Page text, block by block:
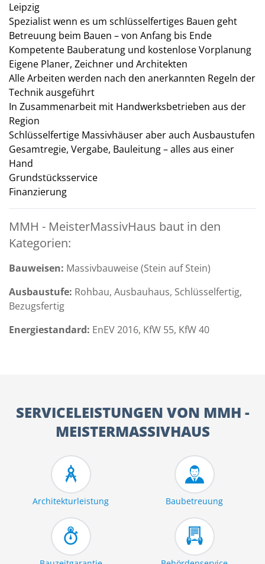
Leipzig
Spezialist wenn es um schlüsselfertiges Bauen geht
Betreuung beim Bauen – von Anfang bis Ende
Kompetente Bauberatung und kostenlose Vorplanung
Eigene Planer, Zeichner und Architekten
Alle Arbeiten werden nach den anerkannten Regeln der
Technik ausgeführt
In Zusammenarbeit mit Handwerksbetrieben aus der
Region
Schlüsselfertige Massivhäuser aber auch Ausbaustufen
Gesamtregie, Vergabe, Bauleitung – alles aus einer
Hand
Grundstücksservice
Finanzierung
MMH - MeisterMassivHaus baut in den
Kategorien:
Bauweisen: Massivbauweise (Stein auf Stein)
Ausbaustufe: Rohbau, Ausbauhaus, Schlüsselfertig,
Bezugsfertig
Energiestandard: EnEV 2016, KfW 55, KfW 40
SERVICELEISTUNGEN VON MMH -
MEISTERMASSIVHAUS
Architekturleistung Baubetreuung